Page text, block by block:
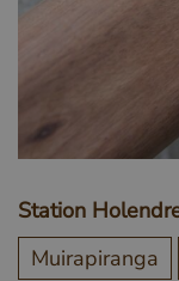
Station
Muirapiranga